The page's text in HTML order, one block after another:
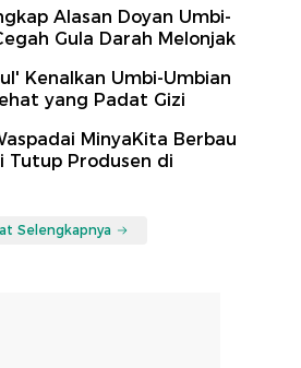
Alasan Doyan Umbi-
Gula Darah Melonjak
Kenalkan Umbi-Umbian
yang Padat Gizi
MinyaKita Berbau
Tutup Produsen di
Selengkapnya